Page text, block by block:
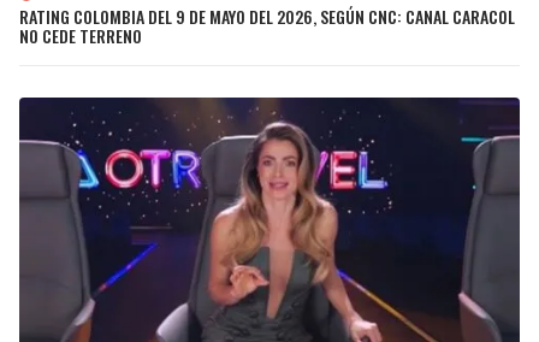
RATING COLOMBIA DEL 9 DE MAYO DEL 2026, SEGÚN CNC: CANAL CARACOL
NO CEDE TERRENO